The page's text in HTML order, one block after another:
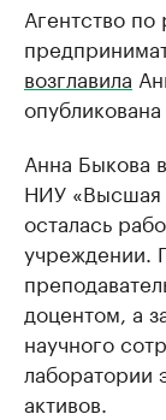
Агентство
возглавила
Анна Быкова
НИУ «Высшая
осталась
учреждении.
доцентом, а
научного
лаборатории
активов.